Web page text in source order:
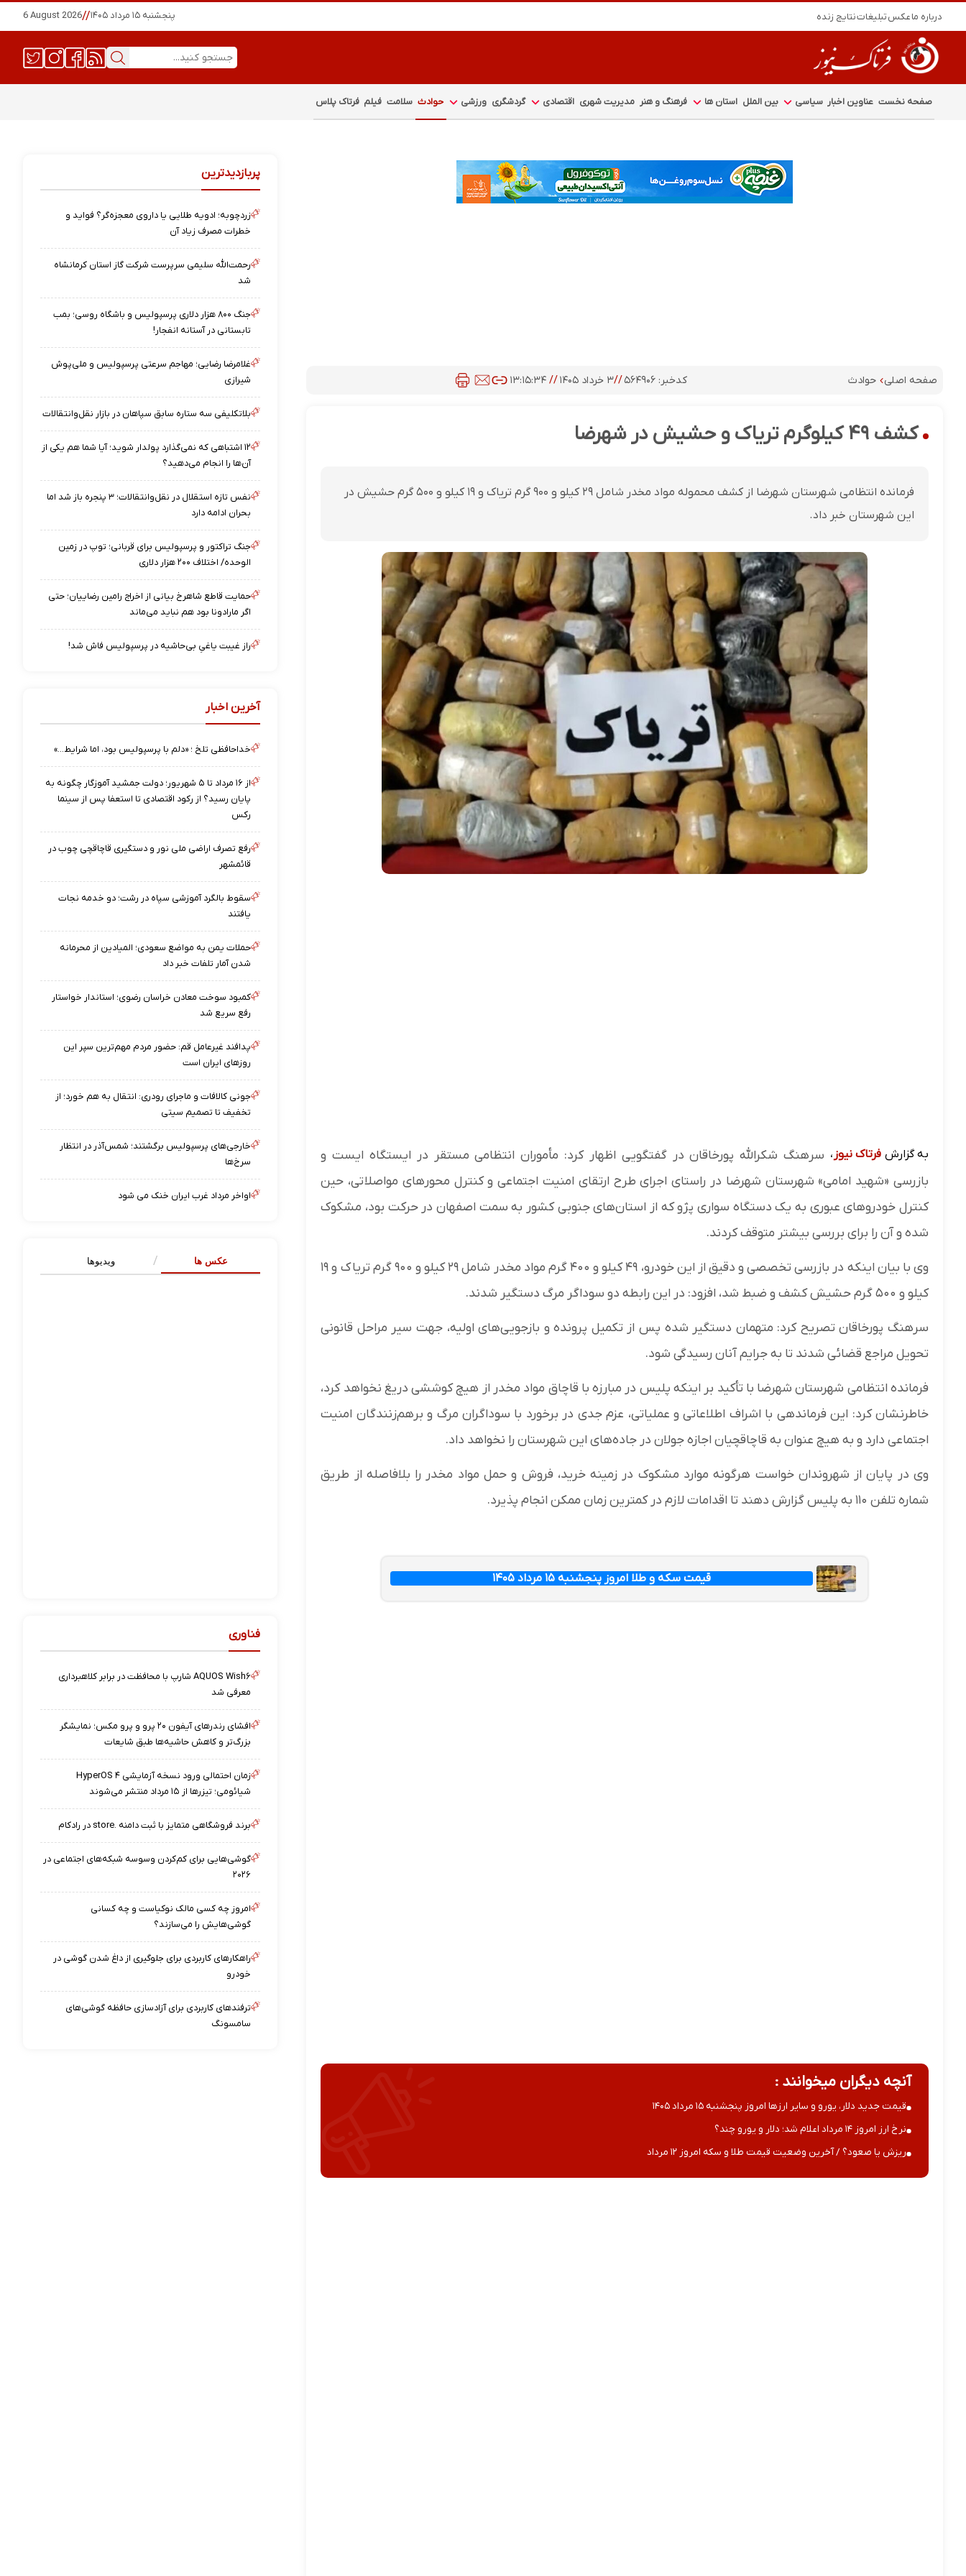
درباره ماعکستبلیغاتنتایج زنده پنجشنبه ۱۵ مرداد ۱۴۰۵ //
6 August 2026
صفحه نخست عناوین اخبار سیاسی بین الملل استان ها فرهنگ و هنر مدیریت شهری اقتصادی گردشگری ورزشی حوادث سلامت فیلم فرتاک پلاس
صفحه اصلی حوادث کدخبر: ۵۶۴۹۰۶ //۳ خرداد ۱۴۰۵ // ۱۳:۱۵:۳۴
کشف ۴۹ کیلوگرم تریاک و حشیش در شهرضا
فرمانده انتظامی شهرستان شهرضا از کشف محموله مواد مخدر شامل ۲۹ کیلو و ۹۰۰ گرم تریاک و ۱۹ کیلو و ۵۰۰ گرم حشیش در
این شهرستان خبر داد.
به گزارش فرتاک نیوز ، سرهنگ شکرالله پورخاقان در گفتگویی اظهار کرد: مأموران انتظامی مستقر در ایستگاه ایست و
بازرسی «شهید امامی» شهرستان شهرضا در راستای اجرای طرح ارتقای امنیت اجتماعی و کنترل محورهای مواصلاتی، حین
کنترل خودروهای عبوری به یک دستگاه سواری پژو که از استان‌های جنوبی کشور به سمت اصفهان در حرکت بود، مشکوک
شده و آن را برای بررسی بیشتر متوقف کردند.
وی با بیان اینکه در بازرسی تخصصی و دقیق از این خودرو، ۴۹ کیلو و ۴۰۰ گرم مواد مخدر شامل ۲۹ کیلو و ۹۰۰ گرم تریاک و ۱۹
کیلو و ۵۰۰ گرم حشیش کشف و ضبط شد، افزود: در این رابطه دو سوداگر مرگ دستگیر شدند.
سرهنگ پورخاقان تصریح کرد: متهمان دستگیر شده پس از تکمیل پرونده و بازجویی‌های اولیه، جهت سیر مراحل قانونی
تحویل مراجع قضائی شدند تا به جرایم آنان رسیدگی شود.
فرمانده انتظامی شهرستان شهرضا با تأکید بر اینکه پلیس در مبارزه با قاچاق مواد مخدر از هیچ کوششی دریغ نخواهد کرد،
خاطرنشان کرد: این فرماندهی با اشراف اطلاعاتی و عملیاتی، عزم جدی در برخورد با سوداگران مرگ و برهم‌زنندگان امنیت
اجتماعی دارد و به هیچ عنوان به قاچاقچیان اجازه جولان در جاده‌های این شهرستان را نخواهد داد.
وی در پایان از شهروندان خواست هرگونه موارد مشکوک در زمینه خرید، فروش و حمل مواد مخدر را بلافاصله از طریق
شماره تلفن ۱۱۰ به پلیس گزارش دهند تا اقدامات لازم در کمترین زمان ممکن انجام پذیرد.
قیمت سکه و طلا امروز پنجشنبه ۱۵ مرداد ۱۴۰۵
آنچه دیگران میخوانند :
قیمت جدید دلار، یورو و سایر ارزها امروز پنجشنبه ۱۵ مرداد ۱۴۰۵
نرخ ارز امروز ۱۴ مرداد اعلام شد؛ دلار و یورو چند؟
ریزش یا صعود؟ / آخرین وضعیت قیمت طلا و سکه امروز ۱۲ مرداد
پربازدیدترین
زردچوبه؛ ادویه طلایی یا داروی معجزه‌گر؟ فواید و
خطرات مصرف زیاد آن
رحمت‌الله سلیمی سرپرست شرکت گاز استان کرمانشاه
شد
جنگ ۸۰۰ هزار دلاری پرسپولیس و باشگاه روسی؛ بمب
تابستانی در آستانه انفجار!
غلامرضا رضایی؛ مهاجم سرعتی پرسپولیس و ملی‌پوش
شیرازی
بلاتکلیفی سه ستاره سابق سپاهان در بازار نقل‌وانتقالات
۱۲ اشتباهی که نمی‌گذارد پولدار شوید؛ آیا شما هم یکی از
آن‌ها را انجام می‌دهید؟
نفس تازه استقلال در نقل‌وانتقالات؛ ۳ پنجره باز شد اما
بحران ادامه دارد
جنگ تراکتور و پرسپولیس برای قربانی؛ توپ در زمین
الوحده/ اختلاف ۲۰۰ هزار دلاری
حمایت قاطع شاهرخ بیانی از اخراج رامین رضاییان؛ حتی
اگر مارادونا بود هم نباید می‌ماند
راز غیبت یاغیِ بی‌حاشیه در پرسپولیس فاش شد!
آخرین اخبار
خداحافظی تلخ ؛ «دلم با پرسپولیس بود، اما شرایط…»
از ۱۶ مرداد تا ۵ شهریور؛ دولت جمشید آموزگار چگونه به
پایان رسید؟ از رکود اقتصادی تا استعفا پس از سینما
رکس
رفع تصرف اراضی ملی نور و دستگیری قاچاقچی چوب در
قائمشهر
سقوط بالگرد آموزشی سپاه در رشت؛ دو خدمه نجات
یافتند
حملات یمن به مواضع سعودی؛ المیادین از محرمانه
شدن آمار تلفات خبر داد
کمبود سوخت معادن خراسان رضوی؛ استاندار خواستار
رفع سریع شد
پدافند غیرعامل قم: حضور مردم مهم‌ترین سپر این
روزهای ایران است
جونی کالافات و ماجرای رودری: انتقال به هم خورد؛ از
تخفیف تا تصمیم سیتی
خارجی‌های پرسپولیس برگشتند؛ شمس‌آذر در انتظار
سرخ‌ها
اواخر مرداد غرب ایران خنک می شود
عکس ها ویدیوها
فناوری
AQUOS Wish۶ شارپ با محافظت در برابر کلاهبرداری
معرفی شد
افشای رندرهای آیفون ۲۰ پرو و پرو مکس؛ نمایشگر
بزرگ‌تر و کاهش حاشیه‌ها طبق شایعات
زمان احتمالی ورود نسخه آزمایشی HyperOS ۴
شیائومی؛ تیزرها از ۱۵ مرداد منتشر می‌شوند
برند فروشگاهی متمایز با ثبت دامنه .store در رادکام
گوشی‌هایی برای کم‌کردن وسوسه شبکه‌های اجتماعی در
۲۰۲۶
امروز چه کسی مالک نوکیاست و چه کسانی
گوشی‌هایش را می‌سازند؟
راهکارهای کاربردی برای جلوگیری از داغ شدن گوشی در
خودرو
ترفندهای کاربردی برای آزادسازی حافظه گوشی‌های
سامسونگ